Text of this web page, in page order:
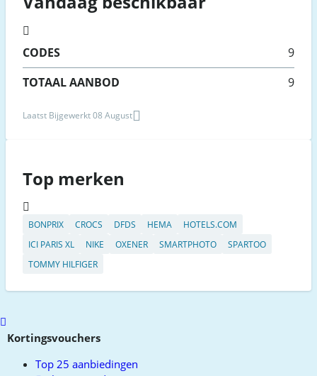
CODES
9
TOTAAL AANBOD
9
Laatst Bijgewerkt 08 August
Top merken
BONPRIX CROCS DFDS HEMA
HOTELS.COM
ICI PARIS XL
NIKE OXENER SMARTPHOTO
SPARTOO
TOMMY HILFIGER
Scroll
toKortingsvouchers
Top 25 aanbiedingen